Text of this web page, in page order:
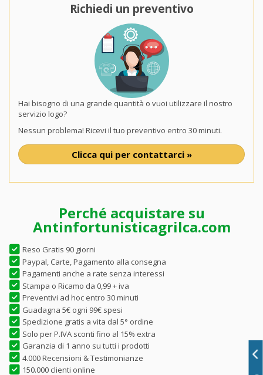
Richiedi un preventivo
Hai bisogno di una grande quantità o vuoi utilizzare il nostro
servizio logo?
Nessun problema! Ricevi il tuo preventivo entro 30 minuti.
Clicca qui per contattarci »
Perché acquistare su
Antinfortunisticagrilca.com
Reso Gratis 90 giorni
Paypal, Carte, Pagamento alla consegna
Pagamenti anche a rate senza interessi
Stampa o Ricamo da 0,99 + iva
Preventivi ad hoc entro 30 minuti
Guadagna 5€ ogni 99€ spesi
Spedizione gratis a vita dal 5° ordine
Solo per P.IVA sconti fino al 15% extra
Garanzia di 1 anno su tutti i prodotti
4.000 Recensioni & Testimonianze
150.000 clienti online